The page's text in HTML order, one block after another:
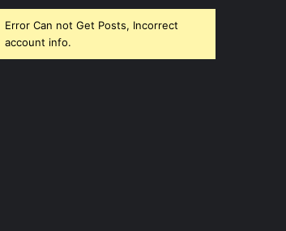
Error Can not Get Posts, Incorrect
account info.